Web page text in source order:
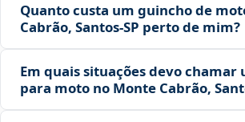
Quanto custa um guincho de
Cabrão, Santos‑SP perto de mim?
Em quais situações devo chamar
para moto no Monte Cabrão,